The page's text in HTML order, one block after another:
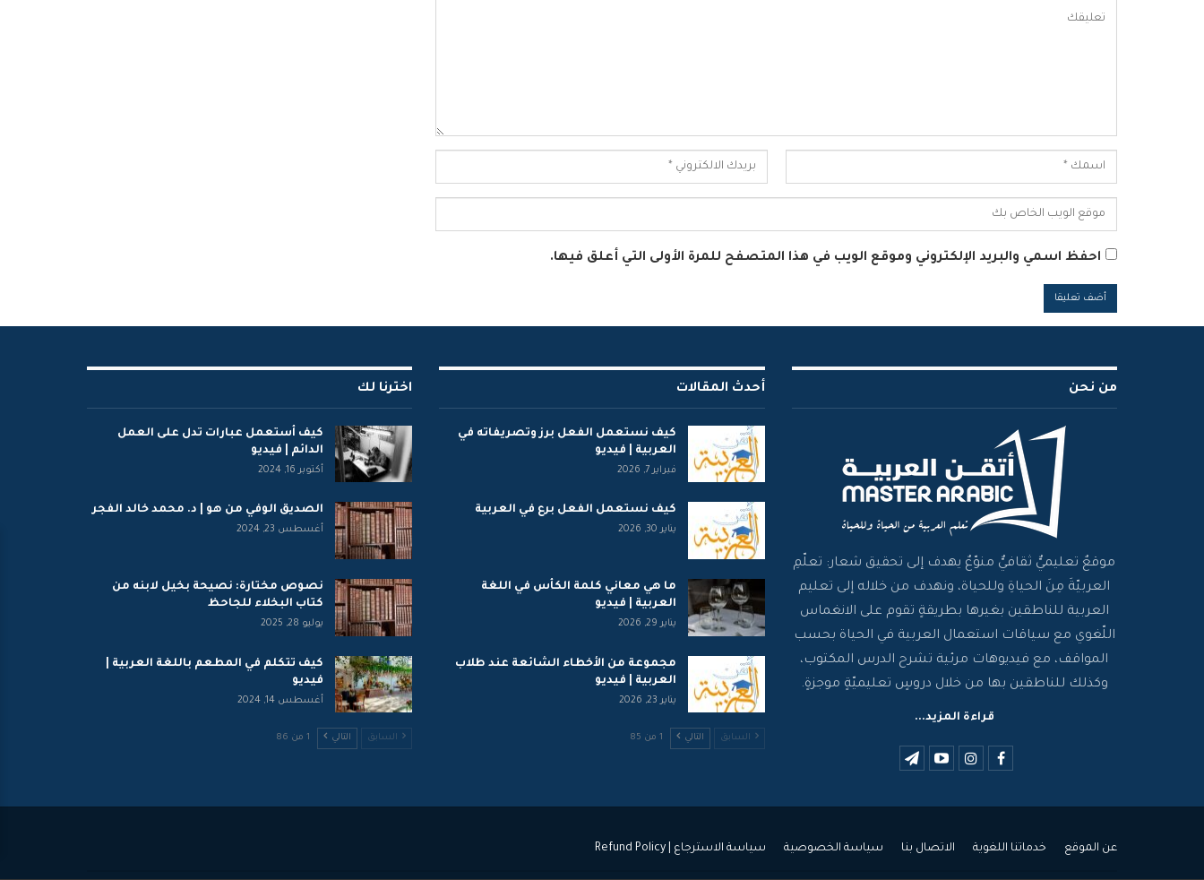
احفظ اسمي والبريد الإلكتروني وموقع الويب في هذا المتصفح للمرة الأولى التي أعلق فيها.
Alternative:
من نحن
موقعٌ تعليميٌّ ثقافيٌّ منوّعٌ يهدف إلى تحقيق شعار: تعلّمِ
العربيّةَ مِنَ الحياةِ وللحياة، ونهدف من خلاله إلى تعليم
العربية للناطقين بغيرها بطريقةٍ تقوم على الانغماس
اللّغوي مع سياقات استعمال العربية في الحياة بحسب
المواقف، مع فيديوهات مرئية تشرح الدرس المكتوب،
وكذلك للناطقين بها من خلال دروسٍ تعليميّةٍ موجزةٍ.
قراءة المزيد...
أحدث المقالات
كيف نستعمل الفعل برز وتصريفاته في
العربية | فيديو
فبراير 7, 2026
كيف نستعمل الفعل برع في العربية
يناير 30, 2026
ما هي معاني كلمة الكأس في اللغة
العربية | فيديو
يناير 29, 2026
مجموعة من الأخطاء الشائعة عند طلاب
العربية | فيديو
يناير 23, 2026
السابق التالي 1 من 85
اخترنا لك
كيف أستعمل عبارات تدل على العمل
الدائم | فيديو
أكتوبر 16, 2024
الصديق الوفي من هو | د. محمد خالد الفجر
أغسطس 23, 2024
نصوص مختارة: نصيحة بخيل لابنه من
كتاب البخلاء للجاحظ
يوليو 28, 2025
كيف تتكلم في المطعم باللغة العربية |
فيديو
أغسطس 14, 2024
السابق التالي 1 من 86
عن الموقع خدماتنا اللغوية الاتصال بنا سياسة الخصوصية سياسة الاسترجاع | Refund Policy